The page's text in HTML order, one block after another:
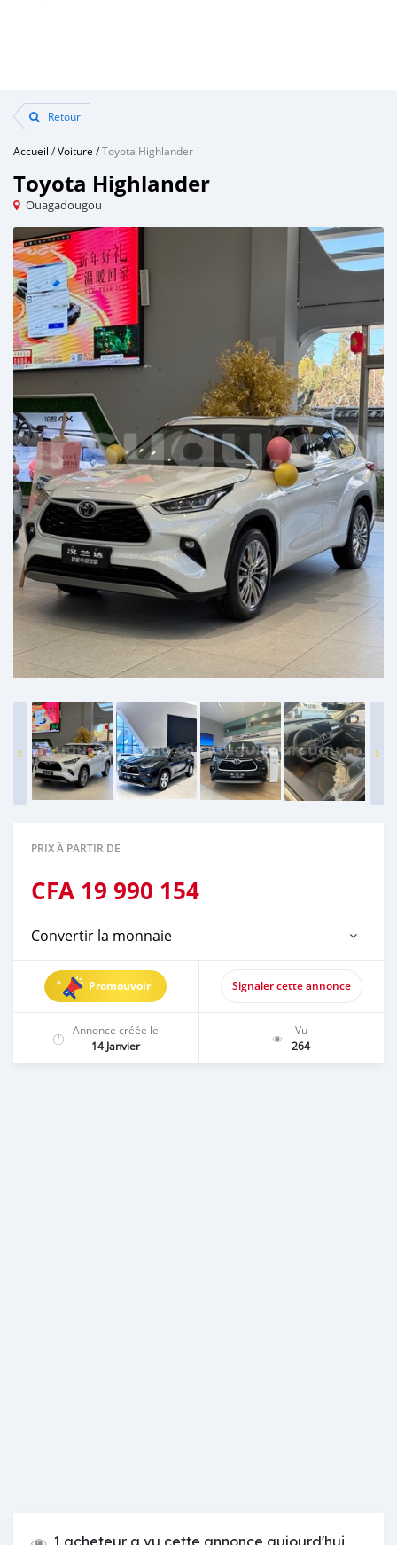
Retour
Accueil /Voiture /Toyota Highlander
Toyota Highlander
Ouagadougou
PRIX À PARTIR DE
CFA 19 990 154
Convertir la monnaie
Promouvoir Signaler cette annonce
Annonce créée le
14 Janvier
Vu
264